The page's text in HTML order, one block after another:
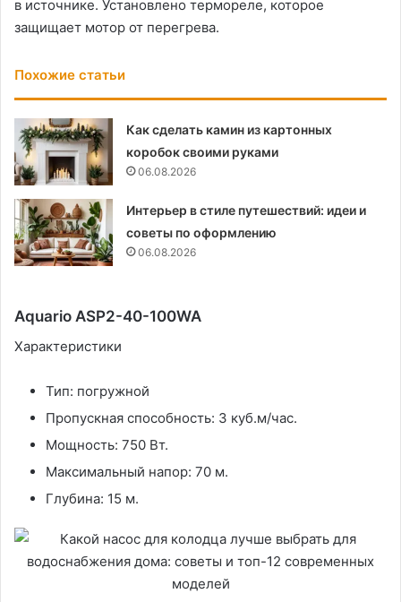
в источнике. Установлено термореле, которое
защищает мотор от перегрева.
Похожие статьи
Как сделать камин из картонных
коробок своими руками
06.08.2026
Интерьер в стиле путешествий: идеи и
советы по оформлению
06.08.2026
Aquario ASP2-40-100WA
Характеристики
Тип: погружной
Пропускная способность: 3 куб.м/час.
Мощность: 750 Вт.
Максимальный напор: 70 м.
Глубина: 15 м.